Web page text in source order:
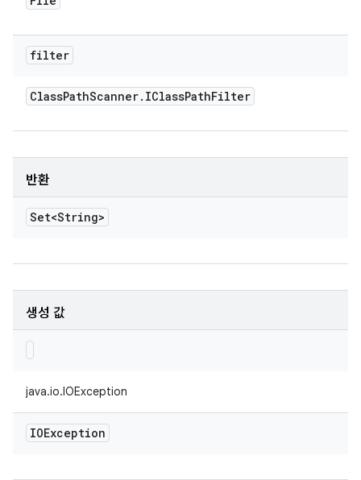
filter
ClassPathScanner. IClassPathFilter
반환
Set<String>
생성 값
java.io.IOException
IOException